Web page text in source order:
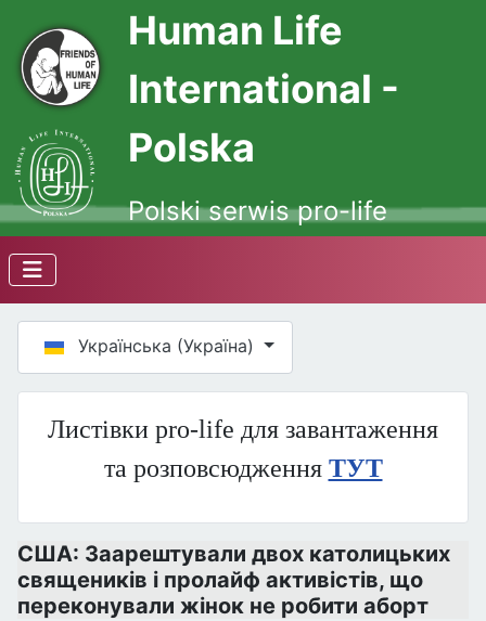
Human Life
International -
Polska
Polski serwis pro-life
Оберіть свою мову
Українська (Україна)
Листівки pro-life для завантаження
та розповсюдження ТУТ
США: Заарештували двох католицьких
священиків і пролайф активістів, що
переконували жінок не робити аборт